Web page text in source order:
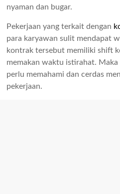
nyaman dan bugar.
Pekerjaan yang terkait dengan
para karyawan sulit mendapat
kontrak tersebut memiliki shift
memakan waktu istirahat.
perlu memahami dan cerdas
pekerjaan.